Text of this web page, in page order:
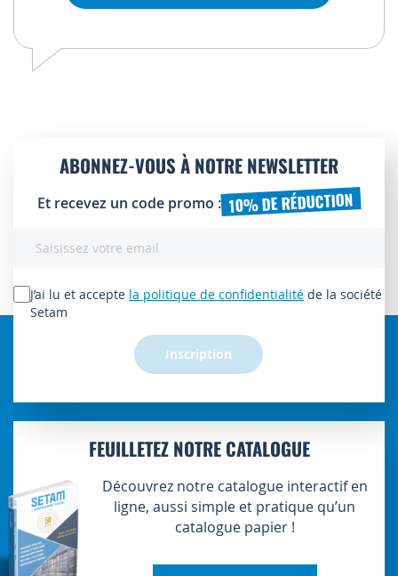
ABONNEZ-VOUS À NOTRE NEWSLETTER
Et recevez un code promo : 10% DE RÉDUCTION
lettre
d’information
J’ai lu et accepte la politique de confidentialité de la société
Setam
Inscription
FEUILLETEZ NOTRE CATALOGUE
Découvrez notre catalogue interactif en
ligne, aussi simple et pratique qu’un
catalogue papier !